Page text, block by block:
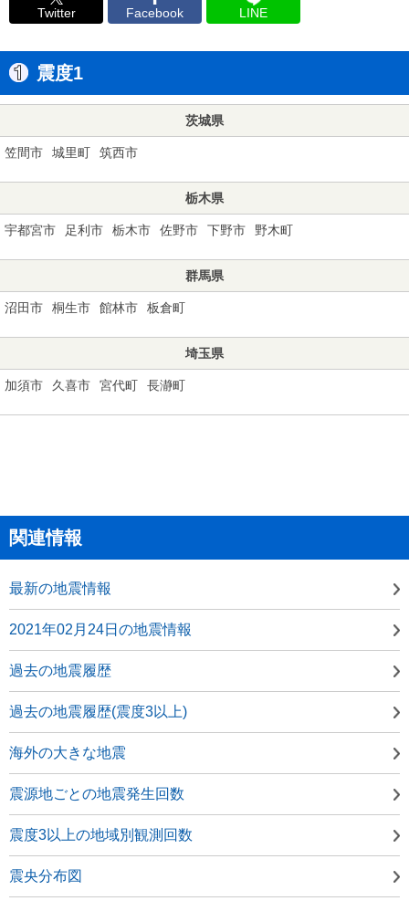
Twitter Facebook LINE
震度1
茨城県
笠間市 城里町 筑西市
栃木県
宇都宮市 足利市 栃木市 佐野市 下野市 野木町
群馬県
沼田市 桐生市 館林市 板倉町
埼玉県
加須市 久喜市 宮代町 長瀞町
関連情報
最新の地震情報
2021年02月24日の地震情報
過去の地震履歴
過去の地震履歴(震度3以上)
海外の大きな地震
震源地ごとの地震発生回数
震度3以上の地域別観測回数
震央分布図